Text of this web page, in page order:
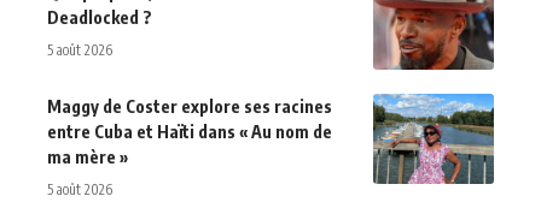
Deadlocked ?
5 août 2026
Maggy de Coster explore ses racines
entre Cuba et Haïti dans « Au nom de
ma mère »
5 août 2026